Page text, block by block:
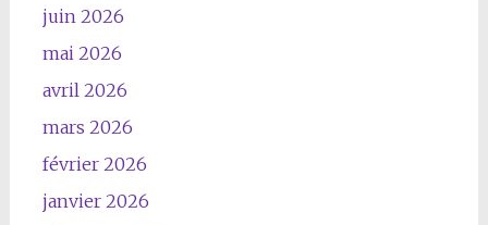
juin 2026
mai 2026
avril 2026
mars 2026
février 2026
janvier 2026